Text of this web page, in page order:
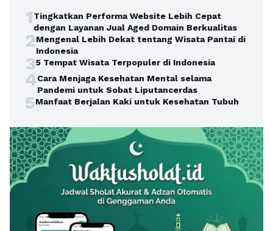
1Tingkatkan Performa Website Lebih Cepat
dengan Layanan Jual Aged Domain Berkualitas
2Mengenal Lebih Dekat tentang Wisata Pantai di
Indonesia
35 Tempat Wisata Terpopuler di Indonesia
4Cara Menjaga Kesehatan Mental selama
Pandemi untuk Sobat Liputancerdas
5Manfaat Berjalan Kaki untuk Kesehatan Tubuh